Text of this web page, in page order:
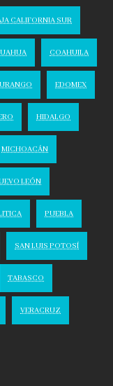
CALIFORNIA SUR
COAHUILA
EDOMEX
HIDALGO
MICHOACÁN
LEÓN
PUEBLA
SAN LUIS POTOSÍ
TABASCO
VERACRUZ